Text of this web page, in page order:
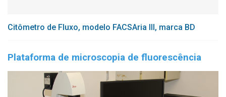
Citômetro de Fluxo, modelo FACSAria III, marca BD
Plataforma de microscopia de fluorescência